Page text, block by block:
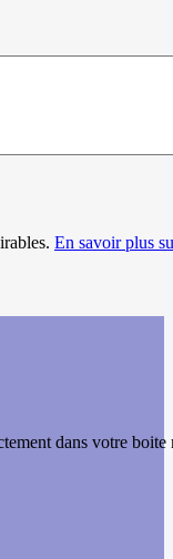
En savoir plus
dans votre boite